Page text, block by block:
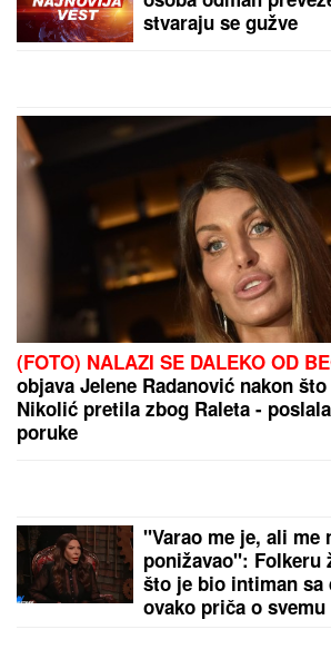
KOMPJUTERA Astro savet za
pravi dobre aspekte - Evo kojim
PREPORUKA ZA VAS
ISIDORA ISPRED POLICIJSKE
oglašavanje žene Sergeja
ZVALI NADLEŽNE zbog nje: "Samo
Tatjana ima
svetu! Godinama
metalne kugle u telo,
mišićima podigla 14